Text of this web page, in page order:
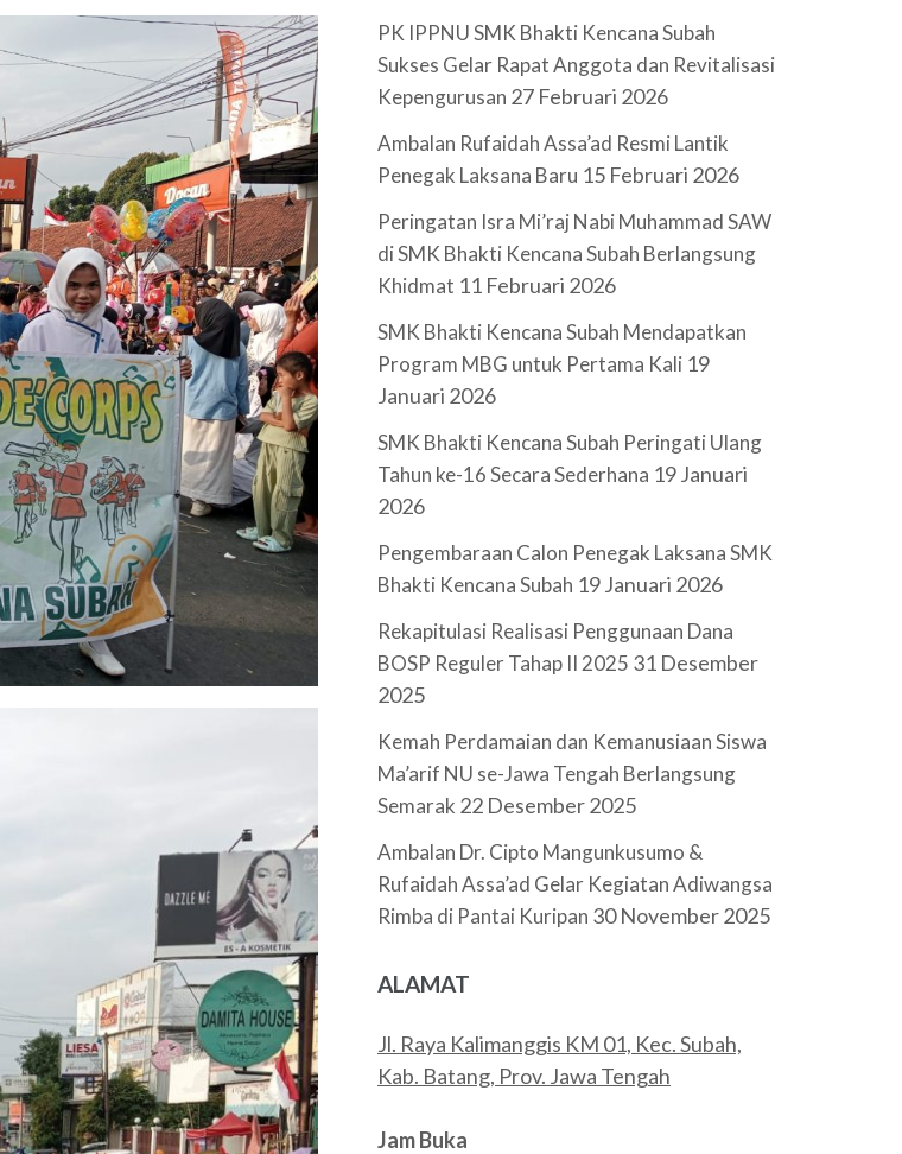
PK IPPNU SMK Bhakti Kencana Subah
Sukses Gelar Rapat Anggota dan Revitalisasi
Kepengurusan 27 Februari 2026
Ambalan Rufaidah Assa’ad Resmi Lantik
Penegak Laksana Baru 15 Februari 2026
Peringatan Isra Mi’raj Nabi Muhammad SAW
di SMK Bhakti Kencana Subah Berlangsung
Khidmat 11 Februari 2026
SMK Bhakti Kencana Subah Mendapatkan
Program MBG untuk Pertama Kali 19
Januari 2026
SMK Bhakti Kencana Subah Peringati Ulang
Tahun ke-16 Secara Sederhana 19 Januari
2026
Pengembaraan Calon Penegak Laksana SMK
Bhakti Kencana Subah 19 Januari 2026
Rekapitulasi Realisasi Penggunaan Dana
BOSP Reguler Tahap II 2025 31 Desember
2025
Kemah Perdamaian dan Kemanusiaan Siswa
Ma’arif NU se-Jawa Tengah Berlangsung
Semarak 22 Desember 2025
Ambalan Dr. Cipto Mangunkusumo &
Rufaidah Assa’ad Gelar Kegiatan Adiwangsa
Rimba di Pantai Kuripan 30 November 2025
ALAMAT
Jl. Raya Kalimanggis KM 01, Kec. Subah,
Kab. Batang, Prov. Jawa Tengah
Jam Buka